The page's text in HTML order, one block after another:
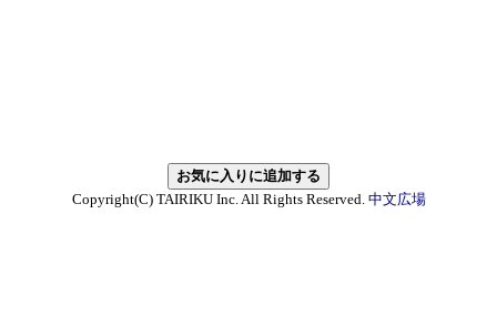
Copyright(C) TAIRIKU Inc. All Rights Reserved. 中文広場